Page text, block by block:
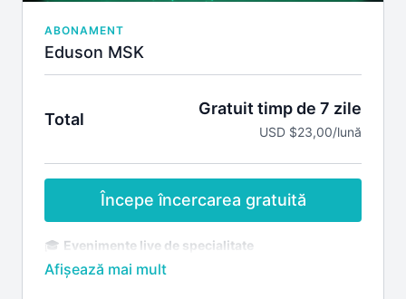
Patologie cardio-vasculara in sarcina
Abordarea provocarilor rezultate din problemele
infertilitatii
ABONAMENT
Eduson MSK
Total
Gratuit timp de 7 zile
USD $23,00/lună
Începe încercarea gratuită
🎓 Evenimente live de specialitate
Acces la webinariile live dedicate patologiei
musculo-scheletale (MSK)